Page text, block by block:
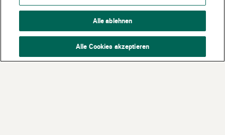
Alle ablehnen
Alle Cookies akzeptieren